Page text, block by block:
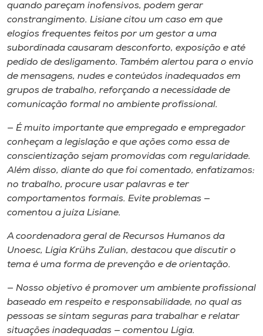
quando pareçam inofensivos, podem gerar
constrangimento. Lisiane citou um caso em que
elogios frequentes feitos por um gestor a uma
subordinada causaram desconforto, exposição e até
pedido de desligamento. Também alertou para o envio
de mensagens, nudes e conteúdos inadequados em
grupos de trabalho, reforçando a necessidade de
comunicação formal no ambiente profissional.
— É muito importante que empregado e empregador
conheçam a legislação e que ações como essa de
conscientização sejam promovidas com regularidade.
Além disso, diante do que foi comentado, enfatizamos:
no trabalho, procure usar palavras e ter
comportamentos formais. Evite problemas —
comentou a juíza Lisiane.
A coordenadora geral de Recursos Humanos da
Unoesc, Lígia Krühs Zulian, destacou que discutir o
tema é uma forma de prevenção e de orientação.
— Nosso objetivo é promover um ambiente profissional
baseado em respeito e responsabilidade, no qual as
pessoas se sintam seguras para trabalhar e relatar
situações inadequadas — comentou Lígia.